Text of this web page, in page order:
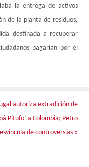
la entrega de activos
de la planta de residuos,
destinada a recuperar
pagarían por el
autoriza extradición de
Pitufo’ a Colombia; Petro
de controversias »